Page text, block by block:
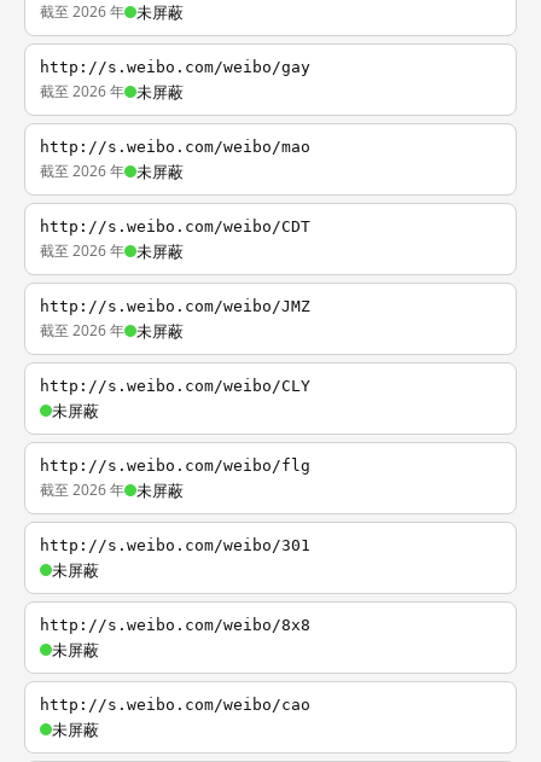
截至 2026 年 未屏蔽
http://s.weibo.com/weibo/gay
截至 2026 年 未屏蔽
http://s.weibo.com/weibo/mao
截至 2026 年 未屏蔽
http://s.weibo.com/weibo/CDT
截至 2026 年 未屏蔽
http://s.weibo.com/weibo/JMZ
截至 2026 年 未屏蔽
http://s.weibo.com/weibo/CLY
未屏蔽
http://s.weibo.com/weibo/flg
截至 2026 年 未屏蔽
http://s.weibo.com/weibo/301
未屏蔽
http://s.weibo.com/weibo/8x8
未屏蔽
http://s.weibo.com/weibo/cao
未屏蔽